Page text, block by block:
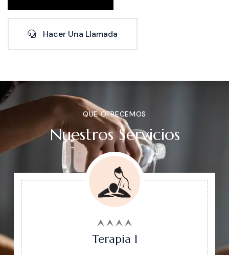
Hacer Una Llamada
QUE OFRECEMOS
Nuestros Servicios
Terapia 1